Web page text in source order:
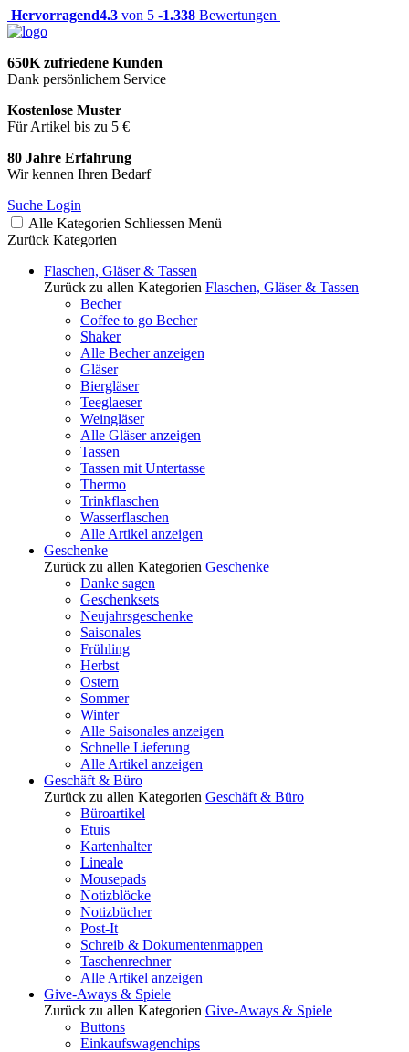
Hervorragend4.3 von 5 -1.338 Bewertungen
650K zufriedene Kunden
Dank persönlichem Service
Kostenlose Muster
Für Artikel bis zu 5 €
80 Jahre Erfahrung
Wir kennen Ihren Bedarf
Suche Login
Alle Kategorien Schliessen Menü
Zurück Kategorien
Flaschen, Gläser & Tassen
Zurück zu allen Kategorien Flaschen, Gläser & Tassen
Becher
Coffee to go Becher
Shaker
Alle Becher anzeigen
Gläser
Biergläser
Teeglaeser
Weingläser
Alle Gläser anzeigen
Tassen
Tassen mit Untertasse
Thermo
Trinkflaschen
Wasserflaschen
Alle Artikel anzeigen
Geschenke
Zurück zu allen Kategorien Geschenke
Danke sagen
Geschenksets
Neujahrsgeschenke
Saisonales
Frühling
Herbst
Ostern
Sommer
Winter
Alle Saisonales anzeigen
Schnelle Lieferung
Alle Artikel anzeigen
Geschäft & Büro
Zurück zu allen Kategorien Geschäft & Büro
Büroartikel
Etuis
Kartenhalter
Lineale
Mousepads
Notizblöcke
Notizbücher
Post-It
Schreib & Dokumentenmappen
Taschenrechner
Alle Artikel anzeigen
Give-Aways & Spiele
Zurück zu allen Kategorien Give-Aways & Spiele
Buttons
Einkaufswagenchips